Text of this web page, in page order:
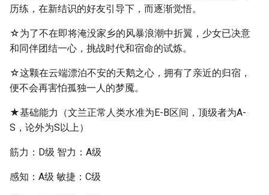
历练，在新结识的好友引导下，而逐渐觉悟。
☆为了不在即将淹没家乡的风暴浪潮中折翼，少女已决意
和同伴团结一心，挑战时代和宿命的试炼。
☆这颗在云端漂泊不安的天鹅之心，拥有了亲近的归宿，
便不会再害怕孤独一人的梦魇。
★基础能力（文兰正常人类水准为E-B区间，顶级者为A-
S，论外为S以上）
筋力：D级 智力：A级
感知：A级 敏捷：C级